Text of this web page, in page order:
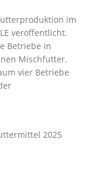
im
veröffentlicht.
Betriebe in
Mischfutter.
vier Betriebe
2025